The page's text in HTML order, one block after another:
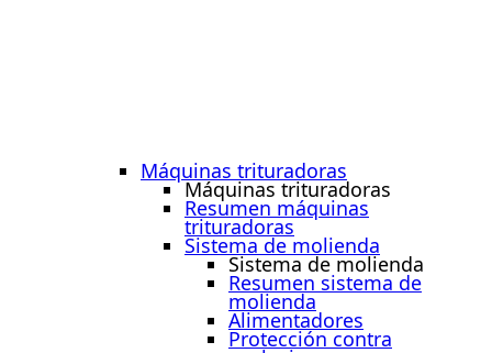
Máquinas trituradoras
Máquinas trituradoras
Resumen máquinas
trituradoras
Sistema de molienda
Sistema de molienda
Resumen sistema de
molienda
Alimentadores
Protección contra